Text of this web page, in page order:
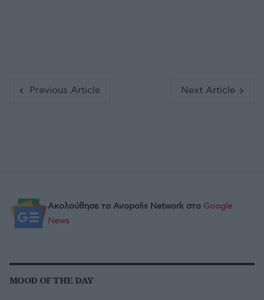
Ακολούθησε το Avopolis Network στο Google
News
MOOD OF THE DAY
Previous Article Next Article